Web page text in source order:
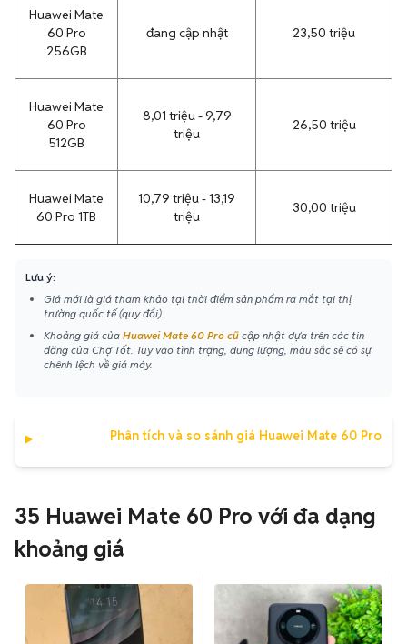
Huawei Mate
60 Pro
256GB
đang cập nhật 23,50 triệu
Huawei Mate
60 Pro
512GB
8,01 triệu - 9,79
triệu
26,50 triệu
Huawei Mate
60 Pro 1TB
10,79 triệu - 13,19
triệu
30,00 triệu
Lưu ý:
Giá mới là giá tham khảo tại thời điểm sản phẩm ra mắt tại thị
trường quốc tế (quy đổi).
Khoảng giá của Huawei Mate 60 Pro cũ cập nhật dựa trên các tin
đăng của Chợ Tốt. Tùy vào tình trạng, dung lượng, màu sắc sẽ có sự
chênh lệch về giá máy.
Phân tích và so sánh giá Huawei Mate 60 Pro
35 Huawei Mate 60 Pro với đa dạng
khoảng giá